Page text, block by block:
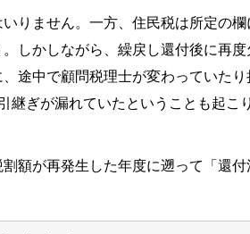
りません。一方、住民税は所定の
しかしながら、繰戻し還付後に再
途中で顧問税理士が変わっていた
ぎが漏れていたということも起こ
額が再発生した年度に遡って「還